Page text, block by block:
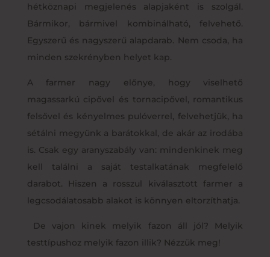
hétköznapi megjelenés alapjaként is szolgál.
Bármikor, bármivel kombinálható, felvehető.
Egyszerű és nagyszerű alapdarab. Nem csoda, ha
minden szekrényben helyet kap.
A farmer nagy előnye, hogy viselhető
magassarkú cipővel és tornacipővel, romantikus
felsővel és kényelmes pulóverrel, felvehetjük, ha
sétálni megyünk a barátokkal, de akár az irodába
is. Csak egy aranyszabály van: mindenkinek meg
kell találni a saját testalkatának megfelelő
darabot. Hiszen a rosszul kiválasztott farmer a
legcsodálatosabb alakot is könnyen eltorzíthatja.
De vajon kinek melyik fazon áll jól? Melyik
testtípushoz melyik fazon illik? Nézzük meg!